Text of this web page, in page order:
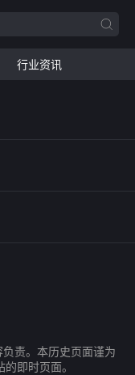
行业资讯
责。本历史页面谨为
即时页面。